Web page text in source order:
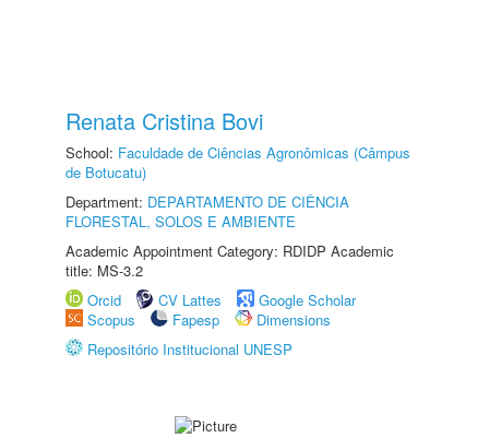
Renata Cristina Bovi
School: Faculdade de Ciências Agronômicas (Câmpus
de Botucatu)
Department: DEPARTAMENTO DE CIÊNCIA
FLORESTAL, SOLOS E AMBIENTE
Academic Appointment Category: RDIDP Academic
title: MS-3.2
Orcid
CV Lattes
Google Scholar
Scopus
Fapesp
Dimensions
Repositório Institucional UNESP